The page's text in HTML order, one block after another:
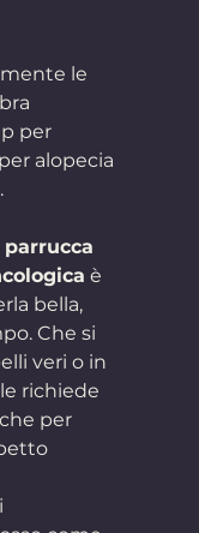
le
per
alopecia
parrucca
è
bella,
Che si
veri o in
richiede
per